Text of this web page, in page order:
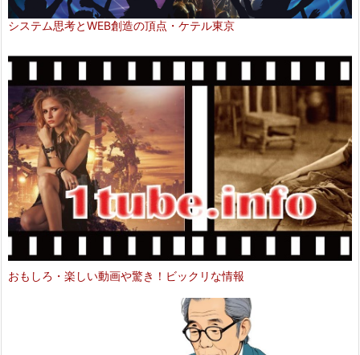
システム思考とWEB創造の頂点・ケテル東京
おもしろ・楽しい動画や驚き！ビックリな情報